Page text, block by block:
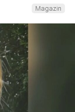
Magazin